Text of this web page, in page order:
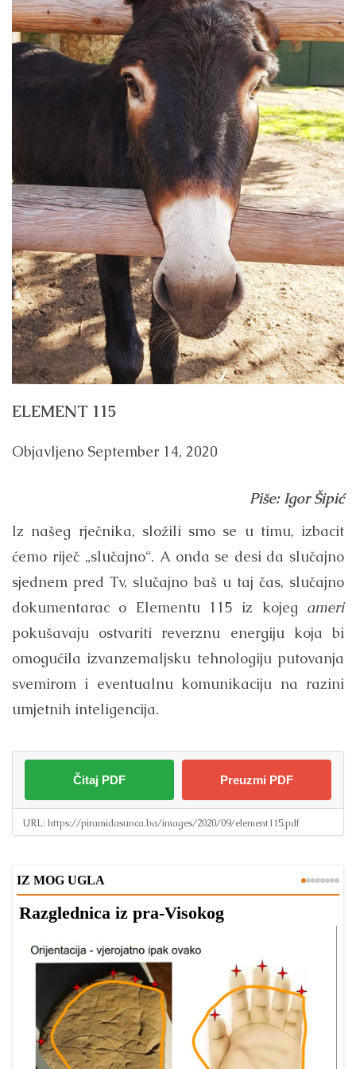
ELEMENT 115
Objavljeno September 14, 2020
Piše: Igor Šipić
Iz našeg rječnika, složili smo se u timu, izbacit
ćemo riječ „slučajno“. A onda se desi da slučajno
sjednem pred Tv, slučajno baš u taj čas, slučajno
dokumentarac o Elementu 115 iz kojeg ameri
pokušavaju ostvariti reverznu energiju koja bi
omogućila izvanzemaljsku tehnologiju putovanja
svemirom i eventualnu komunikaciju na razini
umjetnih inteligencija.
Čitaj PDF Preuzmi PDF
URL: https://piramidasunca.ba/images/2020/09/element115.pdf
IZ MOG UGLA
Razglednica iz pra-Visokog